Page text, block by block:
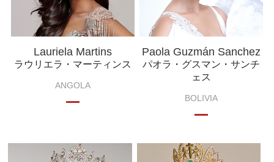
Lauriela Martins
ラウリエラ・マーティンス
ANGOLA
Paola Guzmán Sanchez
パオラ・グスマン・サンチ
ェス
BOLIVIA